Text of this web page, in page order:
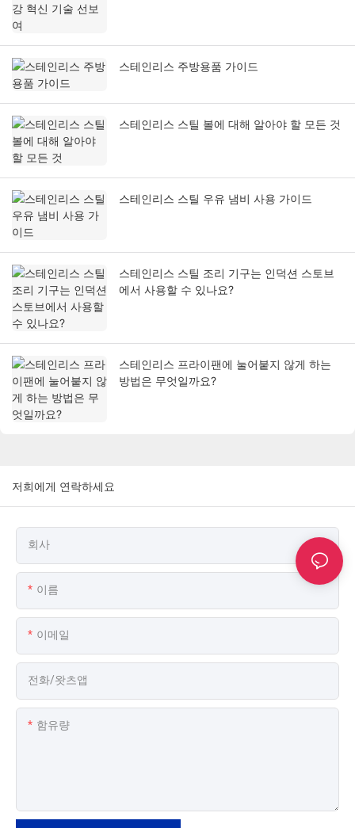
스테인리스 주방용품 가이드
스테인리스 스틸 볼에 대해 알아야 할 모든 것
스테인리스 스틸 우유 냄비 사용 가이드
스테인리스 스틸 조리 기구는 인덕션 스토브
에서 사용할 수 있나요?
스테인리스 프라이팬에 눌어붙지 않게 하는
방법은 무엇일까요?
저희에게 연락하세요
회사
이름
이메일
전화/왓츠앱
함유량